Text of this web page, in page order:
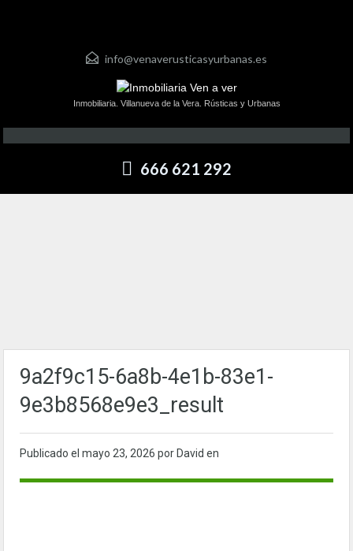
info@venaverusticasyurbanas.es
Inmobiliaria. Villanueva de la Vera. Rústicas y Urbanas
666 621 292
9a2f9c15-6a8b-4e1b-83e1-
9e3b8568e9e3_result
Publicado el mayo 23, 2026 por David en